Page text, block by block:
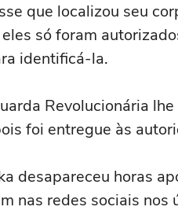
que localizou seu
só foram
identificá-la.
Revolucionária
foi entregue às
desapareceu horas
nas redes sociais nos